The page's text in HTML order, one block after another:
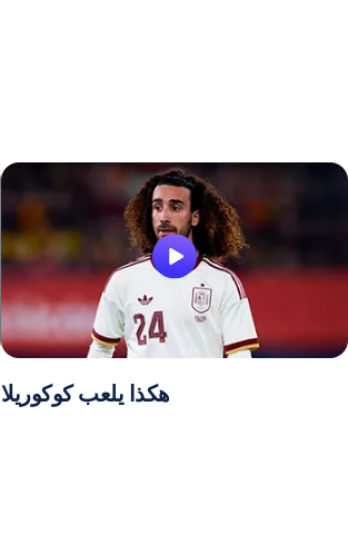
هكذا يلعب كوكوريلا